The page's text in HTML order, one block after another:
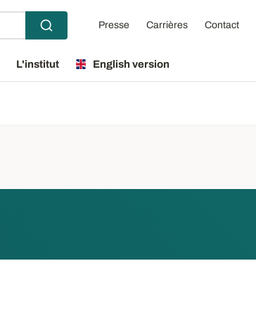
Presse Carrières Contact
L'institut English version